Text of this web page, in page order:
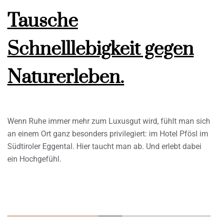
Tausche
Schnelllebigkeit gegen
Naturerleben.
Wenn Ruhe immer mehr zum Luxusgut wird, fühlt man sich
an einem Ort ganz besonders privilegiert: im Hotel Pfösl im
Südtiroler Eggental. Hier taucht man ab. Und erlebt dabei
ein Hochgefühl.